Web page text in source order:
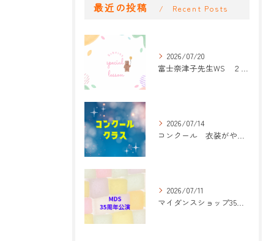
最近の投稿 Recent Posts
2026/07/20
富士奈津子先生WS ２回目
2026/07/14
コンクール 衣装がやって来た！
2026/07/11
マイダンスショップ35周年記念公演 振付開始